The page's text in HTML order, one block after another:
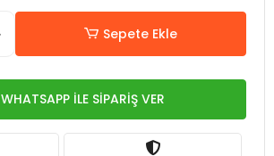
Sepete Ekle
WHATSAPP İLE SİPARİŞ VER